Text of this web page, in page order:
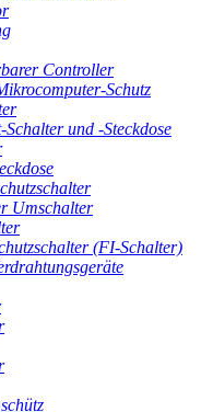
Controller
Schutz
und -Steckdose
Umschalter
(FI-Schalter)